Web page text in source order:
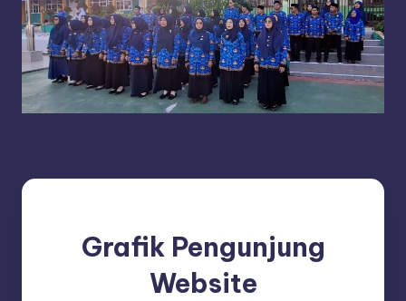
Grafik Pengunjung
Website